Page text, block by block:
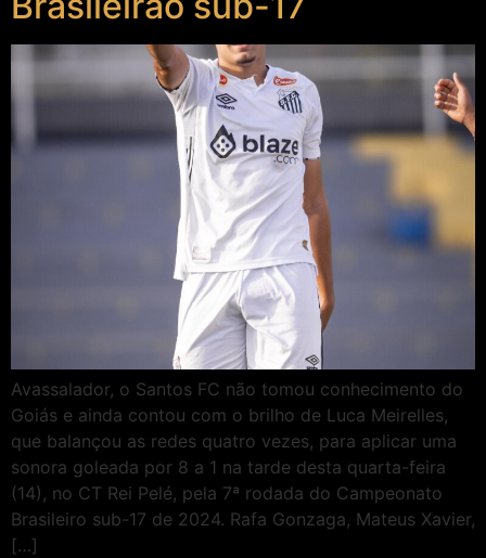
Avassalador, o Santos FC não tomou conhecimento do
Goiás e ainda contou com o brilho de Luca Meirelles,
que balançou as redes quatro vezes, para aplicar uma
sonora goleada por 8 a 1 na tarde desta quarta-feira
(14), no CT Rei Pelé, pela 7ª rodada do Campeonato
Brasileiro sub-17 de 2024. Rafa Gonzaga, Mateus Xavier,
[…]